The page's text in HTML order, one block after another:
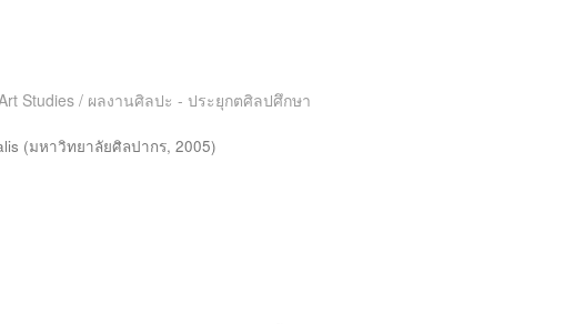
Studies / ผลงานศิลปะ - ประยุกตศิลปศึกษา
(มหาวิทยาลัยศิลปากร,2005)